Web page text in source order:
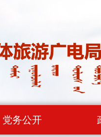
党务公开